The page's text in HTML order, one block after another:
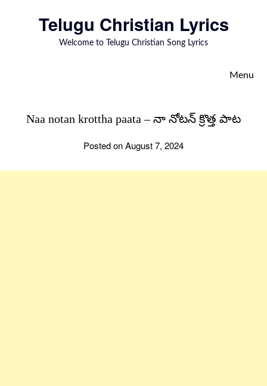
Telugu Christian Lyrics
Welcome to Telugu Christian Song Lyrics
Menu
Naa notan krottha paata – నా నోటన్ క్రొత్త పాట
Posted on August 7, 2024